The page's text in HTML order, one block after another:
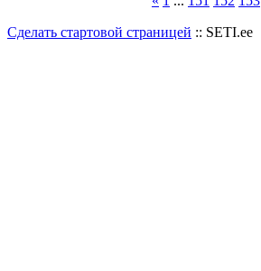
Сделать стартовой страницей :: SETI.ee